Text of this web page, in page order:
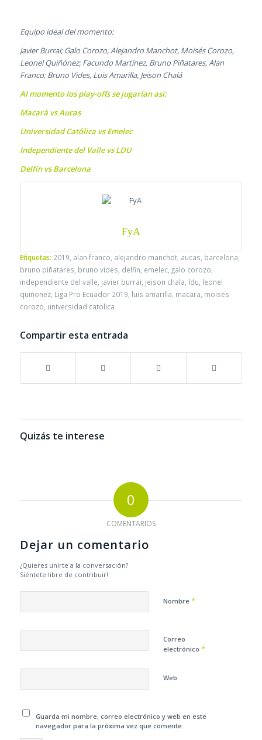
Equipo ideal del momento:
Javier Burrai; Galo Corozo, Alejandro Manchot, Moisés Corozo,
Leonel Quiñónez; Facundo Martínez, Bruno Piñatares, Alan
Franco; Bruno Vides, Luis Amarilla, Jeison Chalá
Al momento los play-offs se jugarían así:
Macará vs Aucas
Universidad Católica vs Emelec
Independiente del Valle vs LDU
Delfín vs Barcelona
FyA
Etiquetas: 2019 alan franco alejandro manchot, aucas barcelona
bruno piñatares bruno vides delfin emelec, galo corozo
independiente del valle javier burrai jeison chala ldu leonel
quiñonez, Liga Pro Ecuador 2019 luis amarilla macara moises
corozo universidad catolica
Compartir esta entrada
Quizás te interese
0
COMENTARIOS
Dejar un comentario
¿Quieres unirte a la conversación?
Siéntete libre de contribuir!
Nombre *
Correo
electrónico *
Web
Guarda mi nombre, correo electrónico y web en este
navegador para la próxima vez que comente.